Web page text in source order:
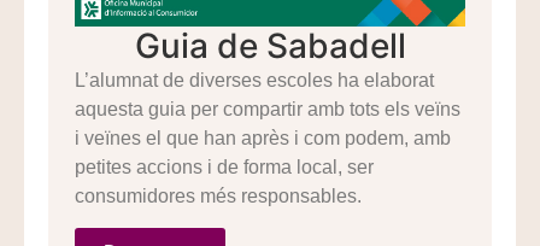
Guia de Sabadell
L’alumnat de diverses escoles ha elaborat
aquesta guia per compartir amb tots els veïns
i veïnes el que han après i com podem, amb
petites accions i de forma local, ser
consumidores més responsables.